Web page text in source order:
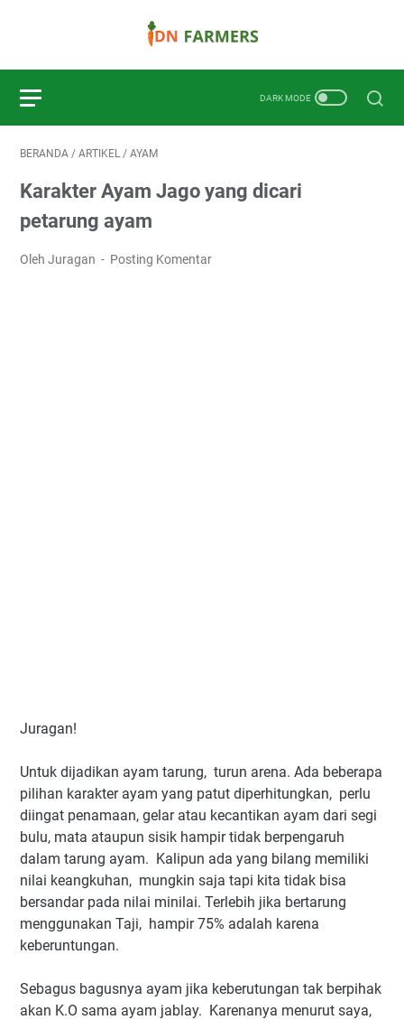
BERANDA / ARTIKEL / AYAM
Karakter Ayam Jago yang dicari
petarung ayam
Oleh Juragan Posting Komentar
Juragan!
Untuk dijadikan ayam tarung, turun arena. Ada beberapa
pilihan karakter ayam yang patut diperhitungkan, perlu
diingat penamaan, gelar atau kecantikan ayam dari segi
bulu, mata ataupun sisik hampir tidak berpengaruh
dalam tarung ayam. Kalipun ada yang bilang memiliki
nilai keangkuhan, mungkin saja tapi kita tidak bisa
bersandar pada nilai minilai. Terlebih jika bertarung
menggunakan Taji, hampir 75% adalah karena
keberuntungan.
Sebagus bagusnya ayam jika keberutungan tak berpihak
akan K.O sama ayam jablay. Karenanya menurut saya,